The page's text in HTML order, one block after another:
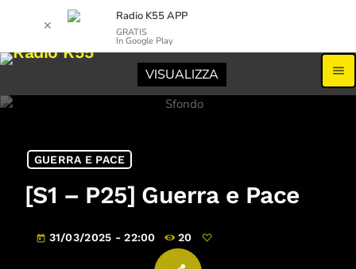
menu
GUERRA E PACE
[S1 – P25] Guerra e Pace
today 31/03/2025 - 22:00 20
✕
Radio K55 APP
GRATIS
In Google Play
VISUALIZZA